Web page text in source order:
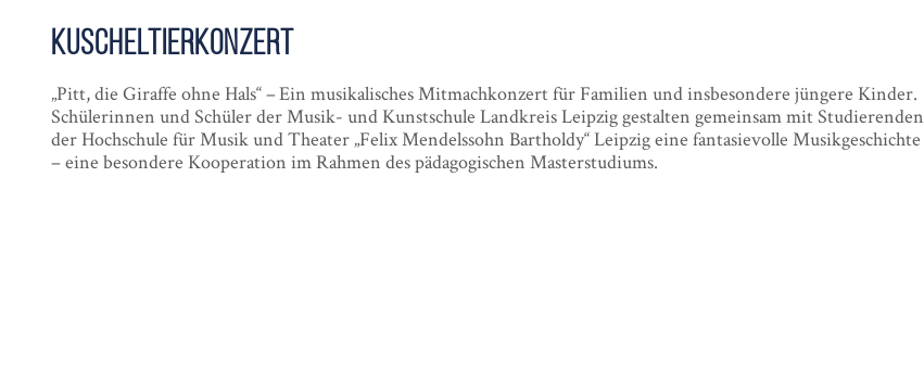
Kuscheltier­konzert
„Pitt, die Giraffe ohne Hals“ – Ein musikalisches Mitmachkonzert für Familien und insbesondere jüngere Kinder.
Schülerinnen und Schüler der Musik- und Kunstschule Landkreis Leipzig gestalten gemeinsam mit Studierenden
der Hochschule für Musik und Theater „Felix Mendelssohn Bartholdy“ Leipzig eine fantasievolle Musikgeschichte
– eine besondere Kooperation im Rahmen des pädagogischen Masterstudiums.